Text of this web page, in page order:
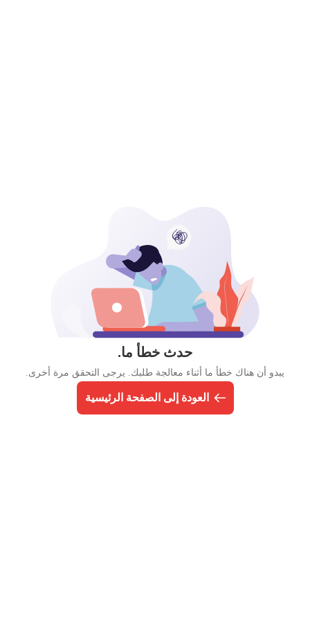
حدث خطأ ما.
يبدو أن هناك خطأ ما أثناء معالجة طلبك. يرجى التحقق مرة أخرى.
العودة إلى الصفحة الرئيسية